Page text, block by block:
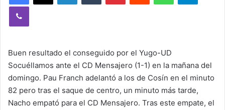
Buen resultado el conseguido por el Yugo-UD
Socuéllamos ante el CD Mensajero (1-1) en la mañana del
domingo. Pau Franch adelantó a los de Cosín en el minuto
82 pero tras el saque de centro, un minuto más tarde,
Nacho empató para el CD Mensajero. Tras este empate, el